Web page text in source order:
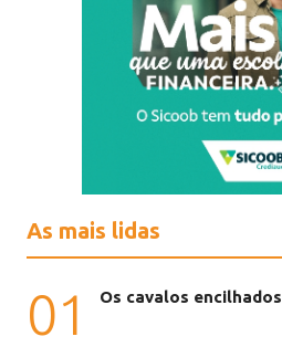
As mais lidas
01 Os cavalos encilhados